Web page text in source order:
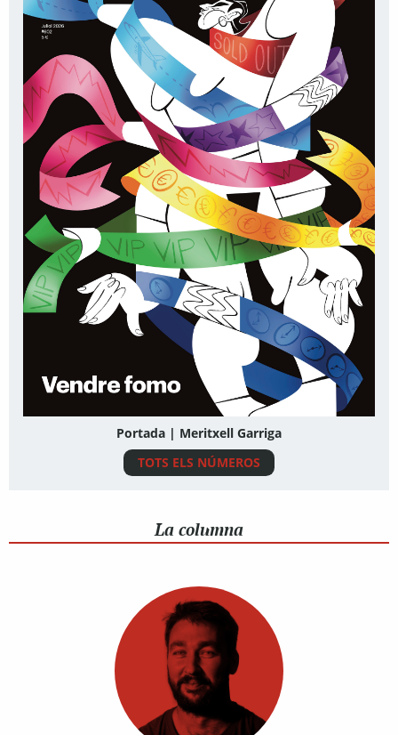
Portada | Meritxell Garriga
TOTS ELS NÚMEROS
La columna